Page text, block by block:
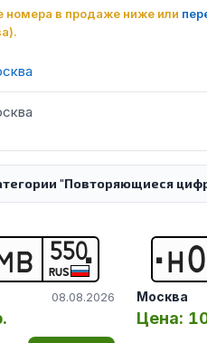
номера в продаже ниже или
.
"Повторяющиеся
В 550
RUS
08.08.2026
Н0
Москва
Цена: